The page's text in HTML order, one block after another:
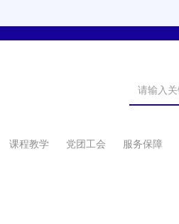
课程教学 党团工会 服务保障